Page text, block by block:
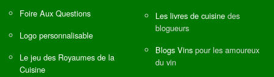
Foire Aux Questions
Logo personnalisable
Le jeu des Royaumes de la
Cuisine
Les livres de cuisine des
blogueurs
Blogs Vins pour les amoureux
du vin